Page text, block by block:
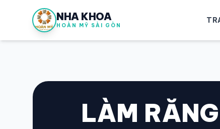
NHA KHOA
HOÀN MỸ SÀI GÒN
LÀM